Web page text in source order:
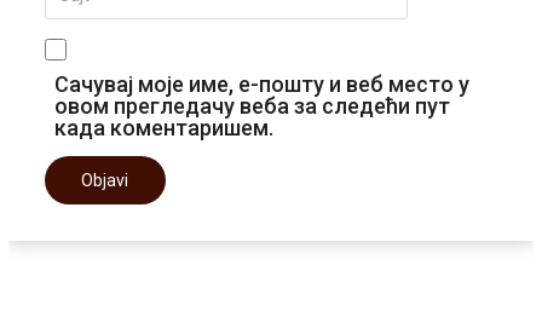
Сачувај моје име, е-пошту и веб место у
овом прегледачу веба за следећи пут
када коментаришем.